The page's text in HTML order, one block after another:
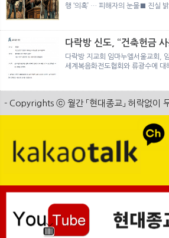
행 ‘의혹’ … 피해자의 눈물■ 진실
다락방 신도, “건축헌금
다락방 지교회 임마누엘서울교회,
세계복음화전도협회와 류광수에 대
- Copyrights ⓒ 월간 「현대종교」 허락없이